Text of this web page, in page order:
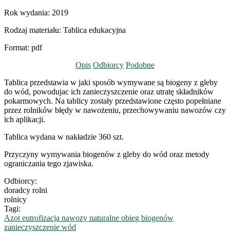
Rok wydania: 2019
Rodzaj materiału: Tablica edukacyjna
Format: pdf
Opis Odbiorcy Podobne
Tablica przedstawia w jaki sposób wymywane są biogeny z gleby
do wód, powodujac ich zanieczyszczenie oraz utratę składników
pokarmowych. Na tablicy zostały przedstawione często popełniane
przez rolników błędy w nawożeniu, przechowywaniu nawozów czy
ich aplikacji.
Tablica wydana w nakładzie 360 szt.
Przyczyny wymywania biogenów z gleby do wód oraz metody
ograniczania tego zjawiska.
Odbiorcy:
doradcy rolni
rolnicy
Tagi:
Azot eutrofizacja nawozy naturalne obieg biogenów
zanieczyszczenie wód